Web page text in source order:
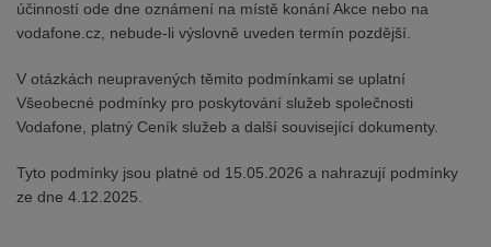
účinností ode dne oznámení na místě konání Akce nebo na
vodafone.cz, nebude-li výslovně uveden termín pozdější.
V otázkách neupravených těmito podmínkami se uplatní
Všeobecné podmínky pro poskytování služeb společnosti
Vodafone, platný Ceník služeb a další související dokumenty.
Tyto podmínky jsou platné od 15.05.2026 a nahrazují podmínky
ze dne 4.12.2025.